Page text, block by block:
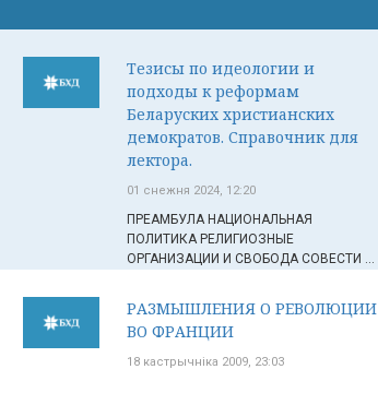
Тезисы по идеологии и
подходы к реформам
Беларуских христианских
демократов. Справочник для
лектора.
01 снежня 2024, 12:20
ПРЕАМБУЛА НАЦИОНАЛЬНАЯ
ПОЛИТИКА РЕЛИГИОЗНЫЕ
ОРГАНИЗАЦИИ И СВОБОДА СОВЕСТИ ...
РАЗМЫШЛЕНИЯ О РЕВОЛЮЦИИ
ВО ФРАНЦИИ
18 кастрычніка 2009, 23:03